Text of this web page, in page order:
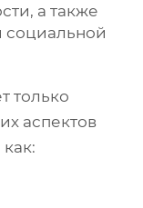
а также
социальной
только
аспектов